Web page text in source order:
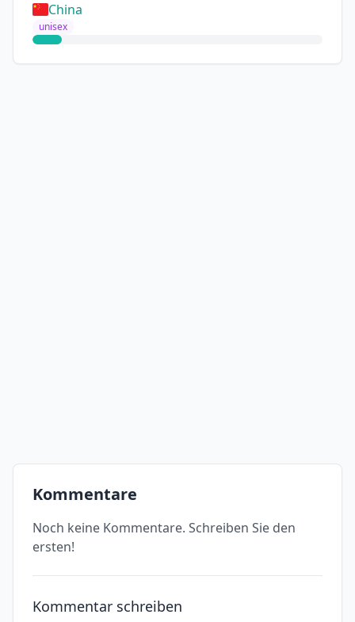
China
unisex
Kommentare
Noch keine Kommentare. Schreiben Sie den
ersten!
Kommentar schreiben